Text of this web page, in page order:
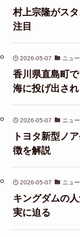
村上宗隆がス
注目
2026-05-07 ニュ
香川県直島町
海に投げ出さ
2026-05-07 ニュ
トヨタ新型ノ
徴を解説
2026-05-07 ニュ
キングダムの
実に迫る